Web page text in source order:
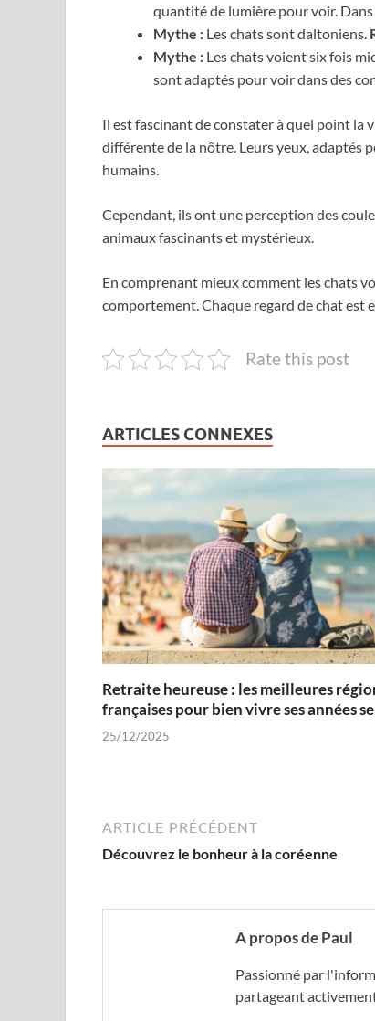
quantité de lumière pour voir. Dans
Mythe : Les chats sont daltoniens.
Mythe : Les chats voient six fois
sont adaptés pour voir dans des
Il est fascinant de constater à quel point la
différente de la nôtre. Leurs yeux, adaptés
humains.
Cependant, ils ont une perception des
animaux fascinants et mystérieux.
En comprenant mieux comment les chats
comportement. Chaque regard de chat est
Rate this post
ARTICLES CONNEXES
Retraite heureuse : les meilleures
françaises pour bien vivre ses années
25/12/2025
ARTICLE PRÉCÉDENT
Découvrez le bonheur à la coréenne
A propos de Paul
Passionné par
partageant